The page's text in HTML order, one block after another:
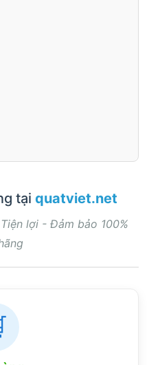
tại quatviet.net
lợi - Đảm bảo 100%